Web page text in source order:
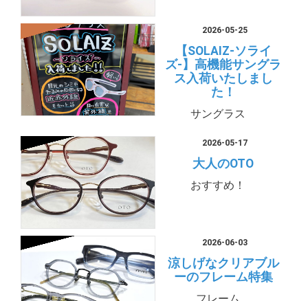
2026-05-25
【SOLAIZ-ソライ
ズ-】高機能サングラ
ス入荷いたしまし
た！
サングラス
2026-05-17
大人のOTO
おすすめ！
2026-06-03
涼しげなクリアブル
ーのフレーム特集